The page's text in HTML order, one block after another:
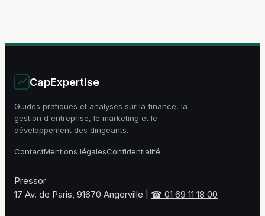
CapExpertise
Guides pratiques et analyses sur la finance, la
gestion d'entreprise, le marketing et le
développement des dirigeants.
ContactMentions légalesConfidentialité
Pressor
17 Av. de Paris, 91670 Angerville
☎ 01 69 11 18 00